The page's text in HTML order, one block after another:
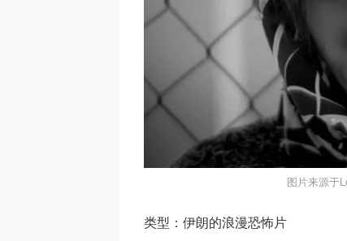
图片来源于
类型：伊朗的浪漫恐怖片